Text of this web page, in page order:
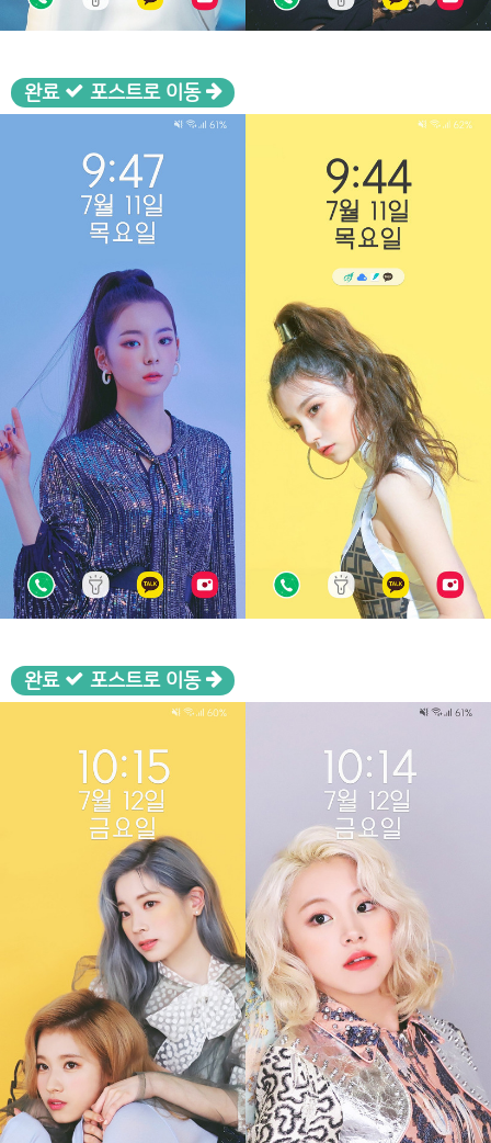
완료 포스트로 이동
완료 포스트로 이동